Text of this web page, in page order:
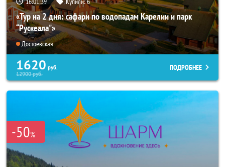
«Тур на 2 дня: сафари по водопадам Карелии и парк
“Рускеала"»
Достоевская
1620 руб.
12900руб.
ПОДРОБНЕЕ
-50%